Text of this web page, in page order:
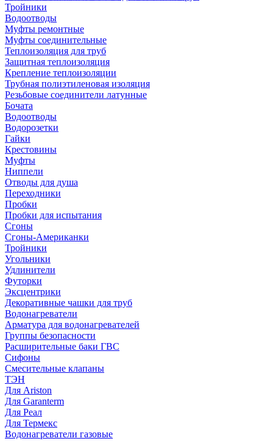
Тройники
Водоотводы
Муфты ремонтные
Муфты соединительные
Теплоизоляция для труб
Защитная теплоизоляция
Крепление теплоизоляции
Трубная полиэтиленовая изоляция
Резьбовые соединители латунные
Бочата
Водоотводы
Водорозетки
Гайки
Крестовины
Муфты
Ниппели
Отводы для душа
Переходники
Пробки
Пробки для испытания
Сгоны
Сгоны-Американки
Тройники
Угольники
Удлинители
Футорки
Эксцентрики
Декоративные чашки для труб
Водонагреватели
Арматура для водонагревателей
Группы безопасности
Расширительные баки ГВС
Сифоны
Смесительные клапаны
ТЭН
Для Ariston
Для Garanterm
Для Реал
Для Термекс
Водонагреватели газовые